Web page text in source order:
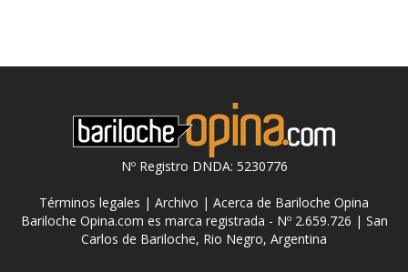
Nº Registro DNDA: 5230776
Términos legales | Archivo | Acerca de Bariloche Opina
Bariloche Opina.com es marca registrada - Nº 2.659.726 | San
Carlos de Bariloche, Rio Negro, Argentina